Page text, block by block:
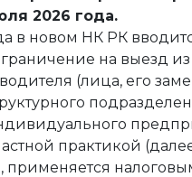
2026 года.
в новом НК РК
на выезд
(лица, его
практикой
применяется